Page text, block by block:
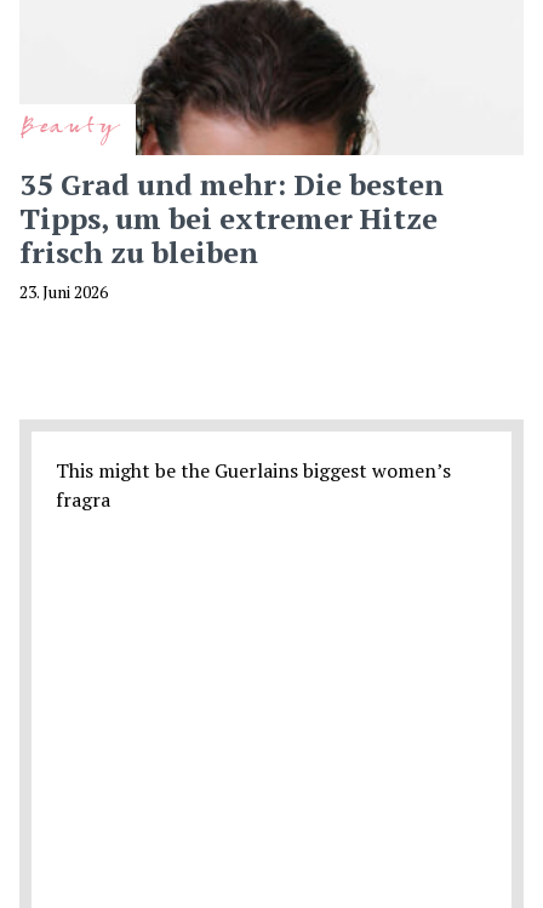
Beauty
35 Grad und mehr: Die besten
Tipps, um bei extremer Hitze
frisch zu bleiben
23. Juni 2026
This might be the Guerlains biggest women’s
fragra